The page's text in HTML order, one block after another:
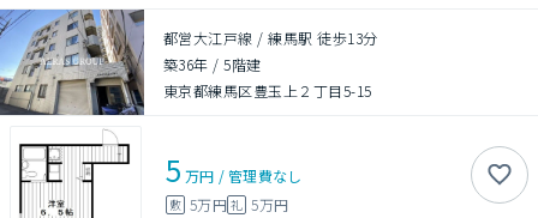
都営大江戸線 / 練馬駅 徒歩13分
築36年 /5階建
東京都練馬区豊玉上２丁目5-15
5 万円 /管理費なし
敷 5万円礼 5万円